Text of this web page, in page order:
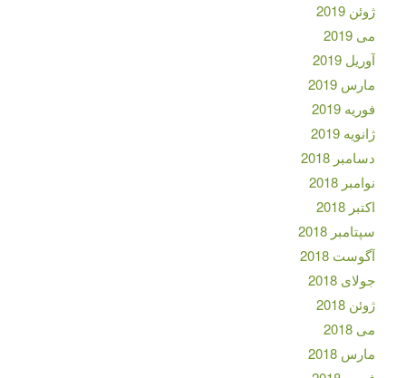
ژوئن 2019
می 2019
آوریل 2019
مارس 2019
فوریه 2019
ژانویه 2019
دسامبر 2018
نوامبر 2018
اکتبر 2018
سپتامبر 2018
آگوست 2018
جولای 2018
ژوئن 2018
می 2018
مارس 2018